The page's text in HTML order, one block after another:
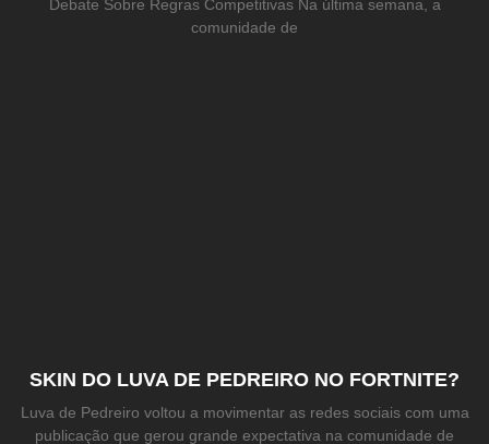
Debate Sobre Regras Competitivas Na última semana, a
comunidade de
SKIN DO LUVA DE PEDREIRO NO FORTNITE?
Luva de Pedreiro voltou a movimentar as redes sociais com uma
publicação que gerou grande expectativa na comunidade de